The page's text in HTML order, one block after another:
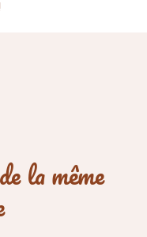
la même